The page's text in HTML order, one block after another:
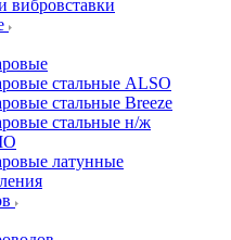
вибровставки
стальные ALSO
стальные Breeze
стальные н/ж
латунные